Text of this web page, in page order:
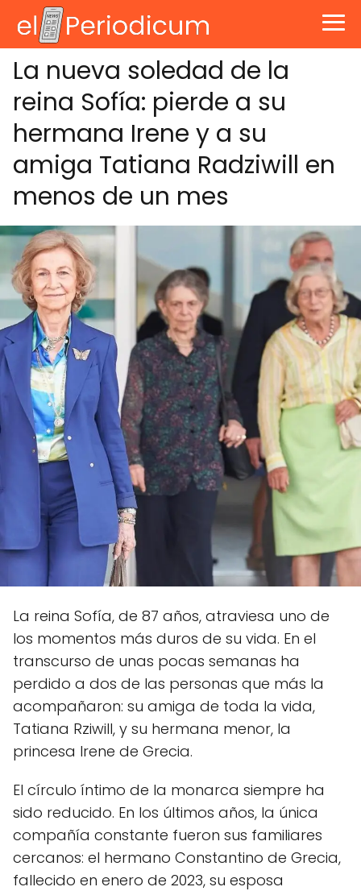
La nueva soledad de la
reina Sofía: pierde a su
hermana Irene y a su
amiga Tatiana Radziwill en
menos de un mes
La reina Sofía, de 87 años, atraviesa uno de
los momentos más duros de su vida. En el
transcurso de unas pocas semanas ha
perdido a dos de las personas que más la
acompañaron: su amiga de toda la vida,
Tatiana Rziwill, y su hermana menor, la
princesa Irene de Grecia.
El círculo íntimo de la monarca siempre ha
sido reducido. En los últimos años, la única
compañía constante fueron sus familiares
cercanos: el hermano Constantino de Grecia,
fallecido en enero de 2023, su esposa